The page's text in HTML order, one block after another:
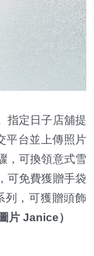
指定日子店舖提
平台並上傳照片
，可換領意式雪
可免費獲贈手袋
列，可獲贈頭飾
片 Janice）